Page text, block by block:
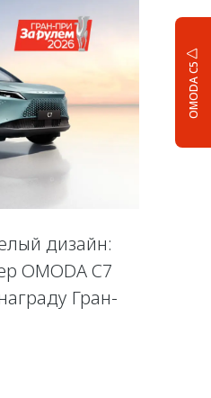
OMODA C5
дизайн:
OMODA C7
Гран-